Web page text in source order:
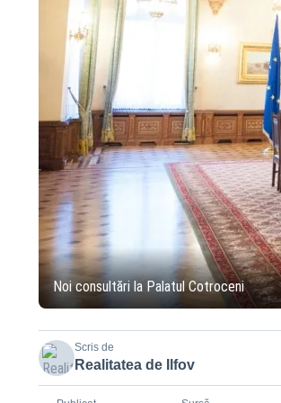
Noi consultări la Palatul Cotroceni
Scris de
Realitatea de Ilfov